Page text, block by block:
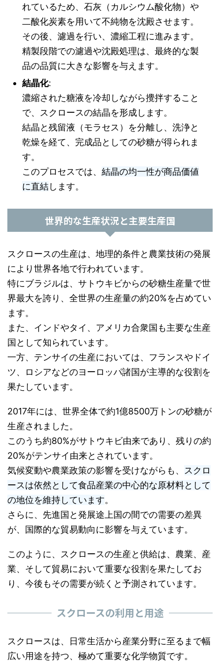
れているため、石灰（カルシウム酸化物）や
二酸化炭素を用いて不純物を沈殿させます。
その後、濾過を行い、濃縮工程に進みます。
精製段階での濾過や沈殿処理は、最終的な製
品の品質に大きな影響を与えます。
結晶化:
濃縮された糖液を冷却しながら攪拌すること
で、スクロースの結晶を形成します。
結晶と残留液（モラセス）を分離し、洗浄と
乾燥を経て、完成品としての砂糖が得られま
す。
このプロセスでは、 結晶の均一性が商品価値
に直結します。
世界的な生産状況と主要生産国
スクロースの生産は、地理的条件と農業技術の発展
により世界各地で行われています。
特にブラジルは、サトウキビからの砂糖生産量で世
界最大を誇り、全世界の生産量の約20%を占めてい
ます。
また、インドやタイ、アメリカ合衆国も主要な生産
国として知られています。
一方、テンサイの生産においては、フランスやドイ
ツ、ロシアなどのヨーロッパ諸国が主導的な役割を
果たしています。
2017年には、世界全体で約1億8500万トンの砂糖が
生産されました。
このうち約80%がサトウキビ由来であり、残りの約
20%がテンサイ由来とされています。
気候変動や農業政策の影響を受けながらも、
スクロ
ースは依然として食品産業の中心的な原材料として
の地位を維持しています。
さらに、先進国と発展途上国の間での需要の差異
が、国際的な貿易動向に影響を与えています。
このように、スクロースの生産と供給は、農業、産
業、そして貿易において重要な役割を果たしてお
り、今後もその需要が続くと予測されています。
スクロースの利用と用途
スクロースは、日常生活から産業分野に至るまで幅
広い用途を持つ、極めて重要な化学物質です。